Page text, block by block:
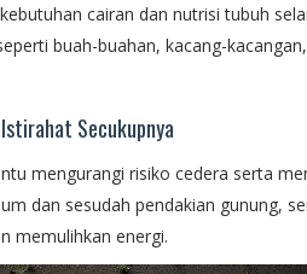
cairan dan nutrisi tubuh
buah-buahan, kacang-
Secukupnya
mengurangi risiko cedera serta
dan sesudah pendakian gunung,
memulihkan energi.